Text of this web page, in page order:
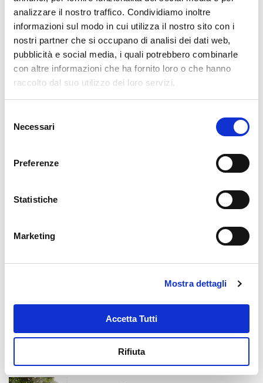
analizzare il nostro traffico. Condividiamo inoltre
informazioni sul modo in cui utilizza il nostro sito con i
nostri partner che si occupano di analisi dei dati web,
pubblicità e social media, i quali potrebbero combinarle
con altre informazioni che ha fornito loro o che hanno
raccolto dal suo utilizzo dei loro servizi.
delNecessari
Preferenze
Statistiche
Marketing
Mostra dettagli
Accetta Tutti
Rifiuta
GIOVEDÌ 5 GENNAIO 2023
Il Casante in visita a Rio Grande
Visita del Casante in Brasile
SABATO 13 AGOSTO 2022
Visita del Casante nelle Filippine